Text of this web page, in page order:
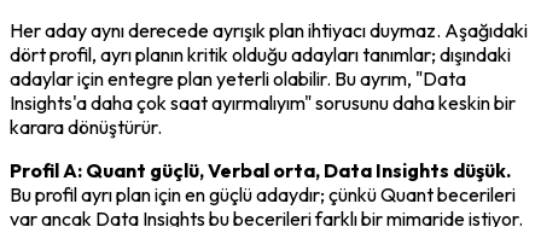
Her aday aynı derecede ayrışık plan ihtiyacı duymaz. Aşağıdaki
dört profil, ayrı planın kritik olduğu adayları tanımlar; dışındaki
adaylar için entegre plan yeterli olabilir. Bu ayrım, "Data
Insights'a daha çok saat ayırmalıyım" sorusunu daha keskin bir
karara dönüştürür.
Profil A: Quant güçlü, Verbal orta, Data Insights düşük.
Bu profil ayrı plan için en güçlü adaydır; çünkü Quant becerileri
var ancak Data Insights bu becerileri farklı bir mimaride istiyor.